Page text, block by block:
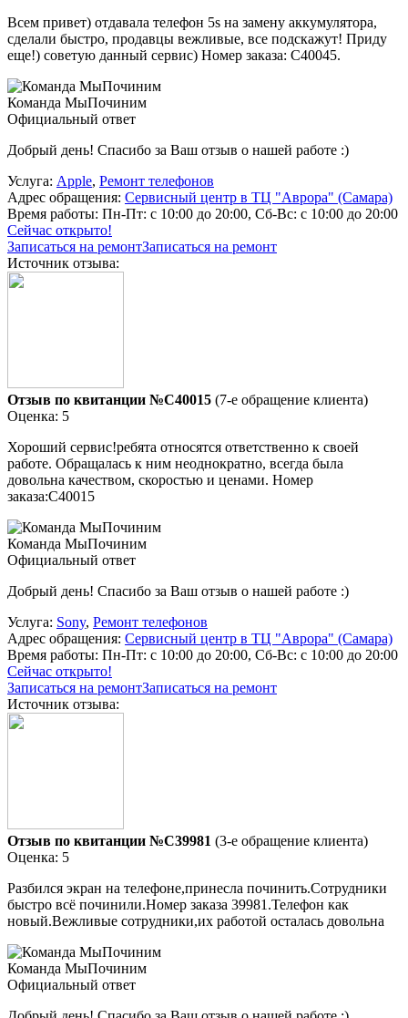
Всем привет) отдавала телефон 5s на замену аккумулятора,
сделали быстро, продавцы вежливые, все подскажут! Приду
еще!) советую данный сервис) Номер заказа: C40045.
Команда МыПочиним
Официальный ответ
Добрый день! Спасибо за Ваш отзыв о нашей работе :)
Услуга: Apple, Ремонт телефонов
Адрес обращения: Сервисный центр в ТЦ "Аврора" (Самара)
Время работы: Пн-Пт: с 10:00 до 20:00, Сб-Вс: с 10:00 до 20:00
Сейчас открыто!
Записаться на ремонтЗаписаться на ремонт
Источник отзыва:
Отзыв по квитанции №C40015 (7-е обращение клиента)
Оценка: 5
Хороший сервис!ребята относятся ответственно к своей
работе. Обращалась к ним неоднократно, всегда была
довольна качеством, скоростью и ценами. Номер
заказа:C40015
Команда МыПочиним
Официальный ответ
Добрый день! Спасибо за Ваш отзыв о нашей работе :)
Услуга: Sony, Ремонт телефонов
Адрес обращения: Сервисный центр в ТЦ "Аврора" (Самара)
Время работы: Пн-Пт: с 10:00 до 20:00, Сб-Вс: с 10:00 до 20:00
Сейчас открыто!
Записаться на ремонтЗаписаться на ремонт
Источник отзыва:
Отзыв по квитанции №C39981 (3-е обращение клиента)
Оценка: 5
Разбился экран на телефоне,принесла починить.Сотрудники
быстро всё починили.Номер заказа 39981.Телефон как
новый.Вежливые сотрудники,их работой осталась довольна
Команда МыПочиним
Официальный ответ